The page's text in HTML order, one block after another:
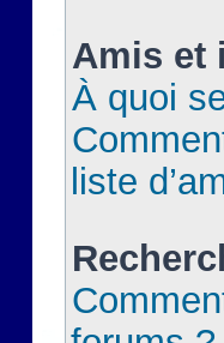
Amis et
À quoi
liste